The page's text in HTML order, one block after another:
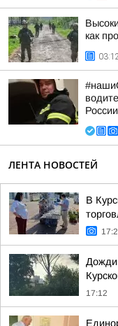
как
России
ЛЕНТА НОВОСТЕЙ
В
Дожди
17:12